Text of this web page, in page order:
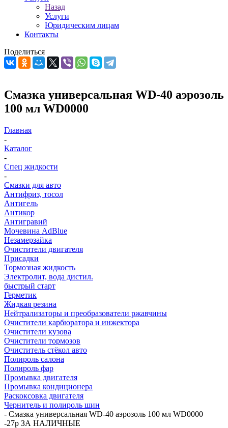
Назад
Услуги
Юридическим лицам
Контакты
Поделиться
Смазка универсальная WD-40 аэрозоль
100 мл WD0000
Главная
-
Каталог
-
Спец жидкости
-
Смазки для авто
Антифриз, тосол
Антигель
Антикор
Антигравий
Мочевина AdBlue
Незамерзайка
Очистители двигателя
Присадки
Тормозная жидкость
Электролит, вода дистил.
быстрый старт
Герметик
Жидкая резина
Нейтрализаторы и преобразователи ржавчины
Очистители карбюратора и инжектора
Очистители кузова
Очистители тормозов
Очиститель стёкол авто
Полироль салона
Полироль фар
Промывка двигателя
Промывка кондиционера
Раскоксовка двигателя
Чернитель и полироль шин
- Смазка универсальная WD-40 аэрозоль 100 мл WD0000
-27р ЗА НАЛИЧНЫЕ